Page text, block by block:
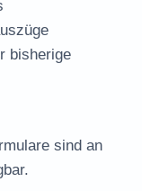
bisherige
sind an